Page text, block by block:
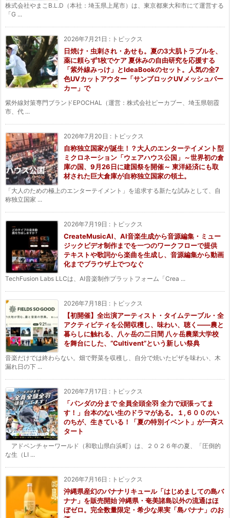
株式会社やまこB.L.D（本社：埼玉県上尾市）は、東京都東大和市にて運営する
「G ...
2026年7月21日 : トピックス
日焼け・虫刺され・あせも。夏の3大肌トラブルを、
薬に頼らず1枚でケア 夏休みの自由研究を応援する
「紫外線みっけ」とIdeaBookのセット。人気の全7
色UVカットアウター「サンブロックUVメッシュパー
カー」で
紫外線対策専門ブランドEPOCHAL（運営：株式会社ピーカブー、埼玉県朝霞
市、代 ...
2026年7月20日 : トピックス
自称独立国家が誕生！？大人のエンターテイメント型
ミクロネーション「ウェアハウス公国」～世界初の倉
庫の国、9月26日に建国祭を開催～ 東洋経済にも取
材された巨大倉庫が自称独立国家の領土。
「大人のための極上のエンターテイメント」を追求する新たな試みとして、自
称独立国家 ...
2026年7月19日 : トピックス
CreateMusicAI、AI音楽生成から音源編集・ミュー
ジックビデオ制作までを一つのワークフローで提供
テキストや歌詞から楽曲を生成し、音源編集から動画
化までブラウザ上でつなぐ
TechFusion Labs LLCは、AI音楽制作プラットフォーム「Crea ...
2026年7月18日 : トピックス
【初開催】全出演アーティスト・タイムテーブル・全
アクティビティを公開収穫し、味わい、聴く——農と
暮らしに触れる、八ヶ岳の二日間 八ヶ岳農業大学校
を舞台にした、“Cultivent”という新しい祭典
音楽だけでは終わらない。畑で野菜を収穫し、自分で焼いたピザを味わい、木
漏れ日の下 ...
2026年7月17日 : トピックス
「パンダの分まで 全員全頭全羽 全力で頑張ってま
す！」台本のない生のドラマがある。１,６００のい
のちが、生きている！「夏の特別イベント」が一斉ス
タート
アドベンチャーワールド（和歌山県白浜町）は、２０２６年の夏、「圧倒的
な生（LI ...
2026年7月16日 : トピックス
沖縄県産幻のバナナリキュール「はじめましての島バ
ナナ」を販売開始 沖縄県・奄美諸島以外の流通はほ
ぼゼロ。完全数量限定・希少な果実「島バナナ」のお